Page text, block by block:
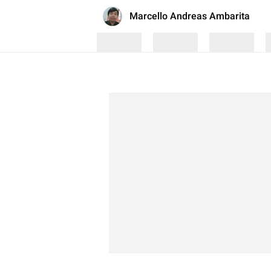
Marcello Andreas Ambarita